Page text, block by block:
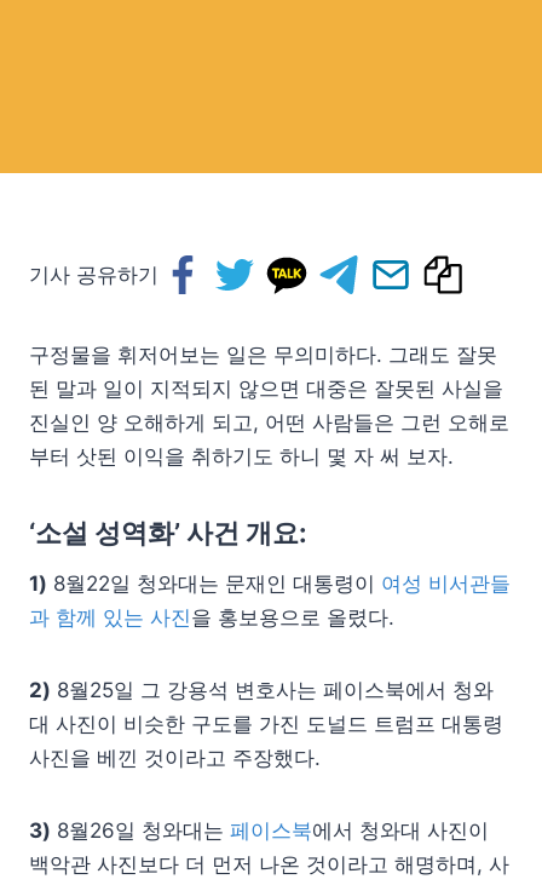
기사 공유하기
구정물을 휘저어보는 일은 무의미하다. 그래도 잘못
된 말과 일이 지적되지 않으면 대중은 잘못된 사실을
진실인 양 오해하게 되고, 어떤 사람들은 그런 오해로
부터 삿된 이익을 취하기도 하니 몇 자 써 보자.
‘소설 성역화’ 사건 개요:
1) 8월22일 청와대는 문재인 대통령이 여성 비서관들
과 함께 있는 사진을 홍보용으로 올렸다.
2) 8월25일 그 강용석 변호사는 페이스북에서 청와
대 사진이 비슷한 구도를 가진 도널드 트럼프 대통령
사진을 베낀 것이라고 주장했다.
3) 8월26일 청와대는 페이스북에서 청와대 사진이
백악관 사진보다 더 먼저 나온 것이라고 해명하며, 사